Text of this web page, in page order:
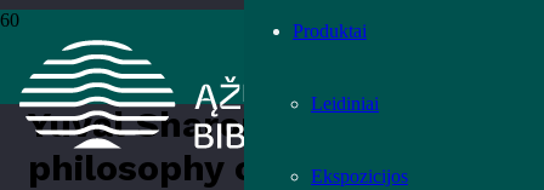
Produktai
Leidiniai
Ekspozicijos
Muzikos leidiniai›
new philosophy of opera“
Yuval Sharon „A new
philosophy of opera“